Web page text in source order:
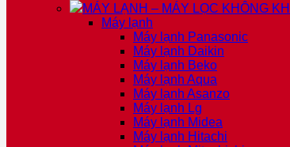
MÁY LẠNH – MÁY LỌC KHÔNG KHÍ
Máy lạnh
Máy lạnh Panasonic
Máy lạnh Daikin
Máy lạnh Beko
Máy lạnh Aqua
Máy lạnh Asanzo
Máy lạnh Lg
Máy lạnh Midea
Máy lạnh Hitachi